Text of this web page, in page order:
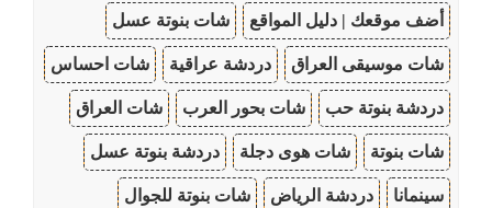
أضف موقعك | دليل المواقع شات بنوتة عسل
شات موسيقى العراق دردشة عراقية شات احساس
دردشة بنوتة حب شات بحور العرب شات العراق
شات بنوتة شات هوى دجلة دردشة بنوتة عسل
سينمانا دردشة الرياض شات بنوتة للجوال